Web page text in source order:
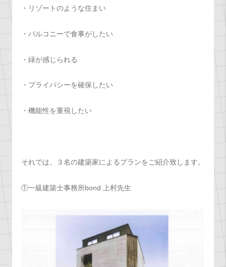
・リゾートのような住まい
・バルコニーで食事がしたい
・緑が感じられる
・プライバシーを確保したい
・機能性を重視したい
それでは、３名の建築家によるプランをご紹介致します。
①一級建築士事務所bond 上村先生